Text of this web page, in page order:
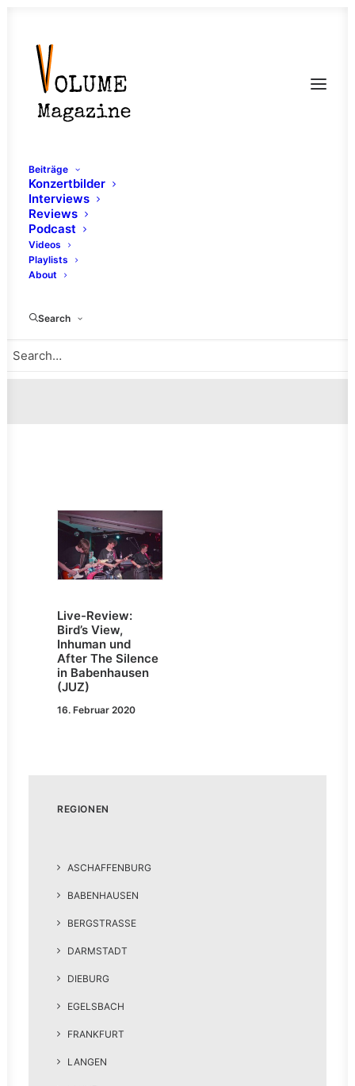
Beiträge
Konzertbilder
Interviews
Reviews
Podcast
Videos
Playlists
About
Search
Live-Review:
Bird’s View,
Inhuman und
After The Silence
in Babenhausen
(JUZ)
16. Februar 2020
REGIONEN
ASCHAFFENBURG
BABENHAUSEN
BERGSTRASSE
DARMSTADT
DIEBURG
EGELSBACH
FRANKFURT
LANGEN